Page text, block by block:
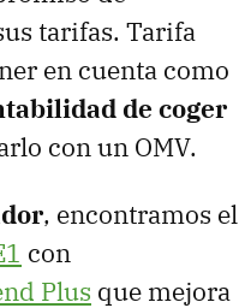
tarifas. Tarifa
en cuenta como
de coger
con un OMV.
, encontramos el
con
Plus que mejora